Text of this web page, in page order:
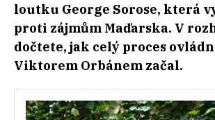
loutku George Sorose, která
proti zájmům Maďarska. V
dočtete, jak celý proces
Viktorem Orbánem začal.